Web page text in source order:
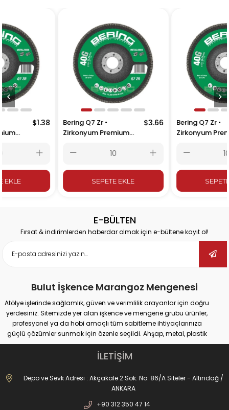
Bering Q7 Zr •
Zirkonyum Premium
Kum 80
SEPETE EKLE
Bering Q7 Zr •
Zirkonyum Premium
• Kum 40
SEPETE EKLE
E-BÜLTEN
Fırsat & indirimlerden haberdar olmak için e-bültene kayıt ol!
Bulut İşkence Marangoz Mengenesi
Atölye işlerinde sağlamlık, güven ve verimlilik arayanlar için doğru
yerdesiniz. Sitemizde yer alan işkence ve mengene grubu ürünler,
profesyonel ya da hobi amaçlı tüm sabitleme ihtiyaçlarınıza
güçlü çözümler sunmak için özenle seçildi. Ahşap, metal, plastik
gibi farklı yüzeylerde güvenli tutuş sağlayan ürünlerimiz;
marangozluk, kaynak, delme, montaj ve tamir gibi pek çok alanda
maksimum performans vadediyor.
İster büyük ölçekli sanayi tipi işler yapıyor olun, ister evde basit
onarımlar; doğru işkence ve mengeneyle hem iş güvenliğinizi
işkencelerden matkap mengenelerine, ray işkencelerinden kazancı
İLETİŞİM
Depo ve Sevk Adresi : Akçakale 2 Sok. No: 86/A Siteler - Altındağ /
ANKARA
+90 312 350 47 14